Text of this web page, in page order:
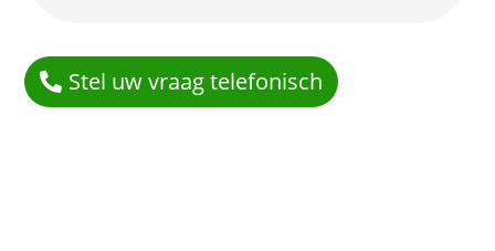
Stel uw vraag telefonisch